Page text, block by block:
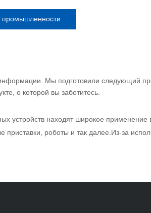
промышленности
Мы подготовили следующий
о которой вы заботитесь.
устройств находят широкое применение
роботы и так далее.Из-за